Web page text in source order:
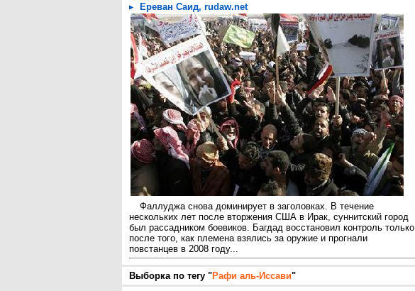
Ереван Саид, rudaw.net
Фаллуджа снова доминирует в заголовках. В течение
нескольких лет после вторжения США в Ирак, суннитский город
был рассадником боевиков. Багдад восстановил контроль только
после того, как племена взялись за оружие и прогнали
повстанцев в 2008 году...
Выборка по тегу "Рафи аль-Иссави"